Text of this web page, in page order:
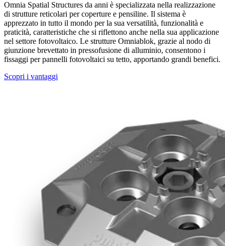
Omnia Spatial Structures da anni è specializzata nella realizzazione
di strutture reticolari per coperture e pensiline. Il sistema è
apprezzato in tutto il mondo per la sua versatilità, funzionalità e
praticità, caratteristiche che si riflettono anche nella sua applicazione
nel settore fotovoltaico. Le strutture Omniablok, grazie al nodo di
giunzione brevettato in pressofusione di alluminio, consentono i
fissaggi per pannelli fotovoltaici su tetto, apportando grandi benefici.
Scopri i vantaggi